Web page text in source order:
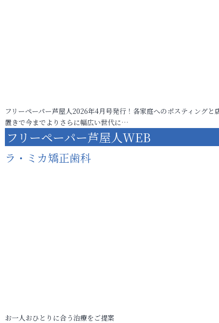
フリーペーパー芦屋人2026年4月号発行！各家庭へのポスティングと
置きで今までよりさらに幅広い世代に…
フリーペーパー芦屋人WEB
ラ・ミカ矯正歯科
お一人おひとりに合う治療をご提案